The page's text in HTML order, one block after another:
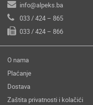
info@alpeks.ba
033 / 424 – 865
033 / 424 – 866
O nama
Plaćanje
Dostava
Zaštita privatnosti i kolačići